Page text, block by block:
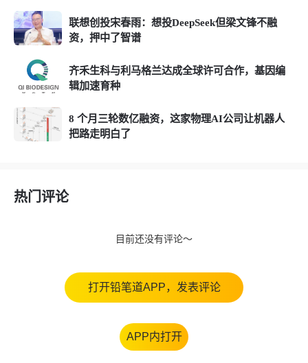
联想创投宋春雨：想投DeepSeek但梁文锋不融
资，押中了智谱
齐禾生科与利马格兰达成全球许可合作，基因编
辑加速育种
8 个月三轮数亿融资，这家物理AI公司让机器人
把路走明白了
热门评论
目前还没有评论～
打开铅笔道APP，发表评论
APP内打开